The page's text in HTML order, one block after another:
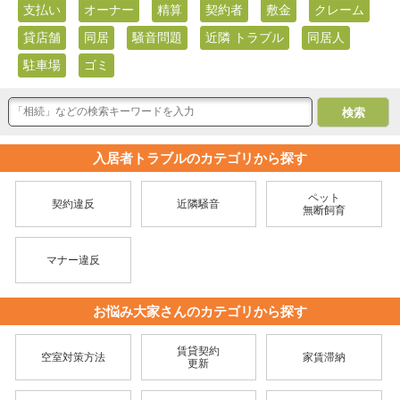
支払い
オーナー 精算 契約者 敷金
クレーム
貸店舗
同居 騒音問題 近隣 トラブル
同居人
駐車場
ゴミ
入居者トラブルのカテゴリから探す
契約違反 近隣騒音
ペット
無断飼育
マナー違反
お悩み大家さんのカテゴリから探す
空室対策方法
賃貸契約
更新
家賃滞納